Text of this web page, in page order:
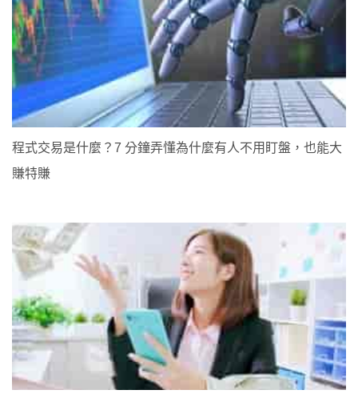
程式交易是什麼？7 分鐘弄懂為什麼有人不用盯盤，也能大
賺特賺